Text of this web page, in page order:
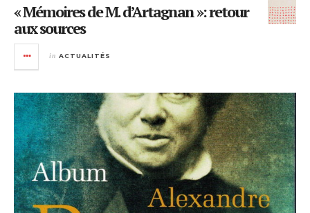
« Mémoires de M. d’Artagnan »: retour
aux sources
in ACTUALITÉS